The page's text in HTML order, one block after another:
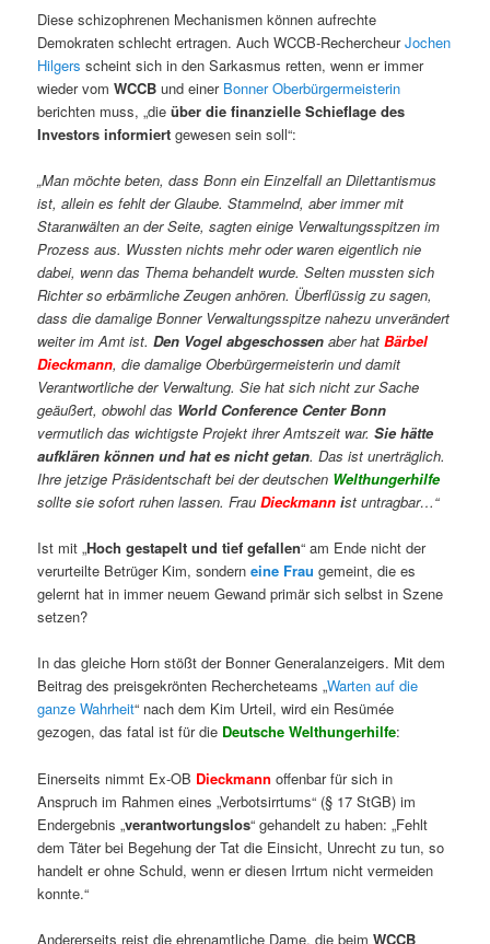
Diese schizophrenen Mechanismen können aufrechte
Demokraten schlecht ertragen. Auch WCCB-RechercheurJochen
Hilgers scheint sich in den Sarkasmus retten, wenn er immer
wiedervomWCCB und einer Bonner Oberbürgermeisterin
berichten muss, „dieüber die finanzielle Schieflage des
Investors informiertgewesen sein soll“:
„Man möchte beten, dass Bonn ein Einzelfall an Dilettantismus
ist, allein es fehlt der Glaube. Stammelnd, aber immer mit
Staranwälten an der Seite, sagten einige Verwaltungsspitzen im
Prozess aus. Wussten nichts mehr oder waren eigentlich nie
dabei, wenn das Thema behandelt wurde. Selten mussten sich
Richter so erbärmliche Zeugen anhören. Überflüssig zu sagen,
dass die damalige Bonner Verwaltungsspitze nahezu unverändert
weiter im Amt ist.Den Vogel abgeschossenaber hatBärbel
Dieckmann, die damalige Oberbürgermeisterin und damit
Verantwortliche der Verwaltung. Sie hat sich nicht zur Sache
geäußert, obwohl das World Conference Center Bonn
vermutlich das wichtigste Projekt ihrer Amtszeit war.Sie hätte
aufklären können und hat es nicht getan. Das ist unerträglich.
Ihre jetzige Präsidentschaft bei der deutschen Welthungerhilfe
sollte sie sofort ruhen lassen. FrauDieckmannist untragbar…“
Ist mit „Hoch gestapelt und tief gefallen“ am Ende nicht der
verurteilte Betrüger Kim, sonderneine Frau gemeint, die es
gelernt hat in immer neuem Gewand primär sich selbst in Szene
setzen?
In das gleiche Horn stößt der Bonner Generalanzeigers. Mit dem
Beitrag des preisgekrönten Rechercheteams „Warten auf die
ganze Wahrheit“ nach dem Kim Urteil, wird ein Resümée
gezogen, das fatal ist für die Deutsche Welthungerhilfe:
Einerseits nimmt Ex-OB Dieckmannoffenbar für sich in
Anspruch im Rahmen eines „Verbotsirrtums“ (§ 17 StGB) im
Endergebnis „verantwortungslos“ gehandelt zu haben: „Fehlt
dem Täter bei Begehung der Tat die Einsicht, Unrecht zu tun, so
handelt er ohne Schuld, wenn er diesen Irrtum nicht vermeiden
konnte.“
Andererseits reist die ehrenamtliche Dame, die beimWCCB